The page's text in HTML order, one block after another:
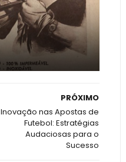
PRÓXIMO
Inovação nas Apostas de
Futebol: Estratégias
Audaciosas para o
Sucesso